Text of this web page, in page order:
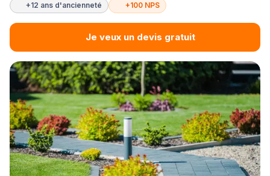
+12 ans d'ancienneté +100 NPS
Je veux un devis gratuit